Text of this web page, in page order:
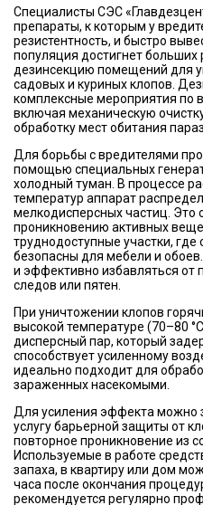
Специалисты СЭС
препараты, к которым у
резистентность, и быстро
популяция достигнет
дезинсекцию помещений для
садовых и куриных клопов.
комплексные мероприятия по
включая механическую
обработку мест обитания
Для борьбы с вредителями
помощью специальных
холодный туман. В процессе
температур аппарат
мелкодисперсных частиц. Это
проникновению активных
труднодоступные участки,
безопасны для мебели и
и эффективно избавляться от
следов или пятен.
При уничтожении клопов
высокой температуре (70–80
дисперсный пар, который
способствует усиленному
идеально подходит для
зараженных насекомыми.
Для усиления эффекта можно
услугу барьерной защиты от
повторное проникновение из
Используемые в работе
запаха, в квартиру или дом
часа после окончания
рекомендуется регулярно